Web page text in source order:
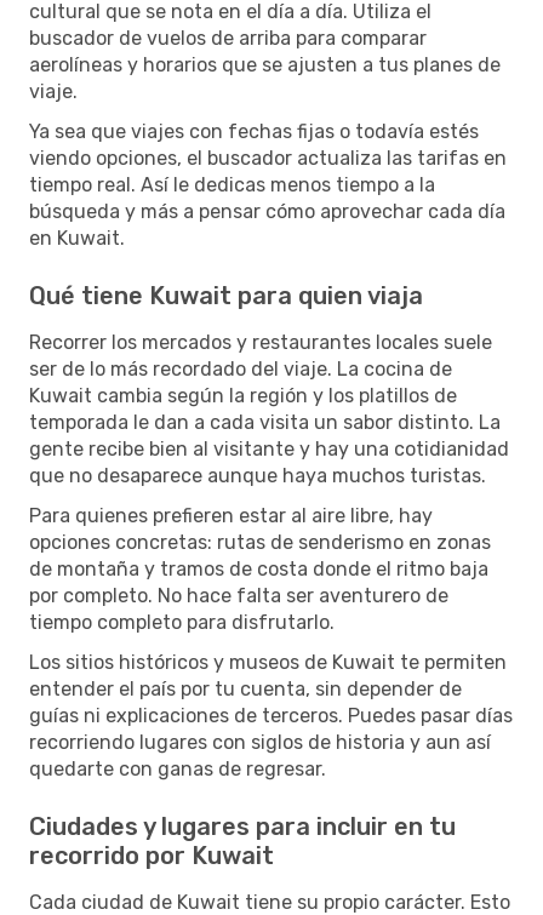
cultural que se nota en el día a día. Utiliza el
buscador de vuelos de arriba para comparar
aerolíneas y horarios que se ajusten a tus planes de
viaje.
Ya sea que viajes con fechas fijas o todavía estés
viendo opciones, el buscador actualiza las tarifas en
tiempo real. Así le dedicas menos tiempo a la
búsqueda y más a pensar cómo aprovechar cada día
en Kuwait.
Qué tiene Kuwait para quien viaja
Recorrer los mercados y restaurantes locales suele
ser de lo más recordado del viaje. La cocina de
Kuwait cambia según la región y los platillos de
temporada le dan a cada visita un sabor distinto. La
gente recibe bien al visitante y hay una cotidianidad
que no desaparece aunque haya muchos turistas.
Para quienes prefieren estar al aire libre, hay
opciones concretas: rutas de senderismo en zonas
de montaña y tramos de costa donde el ritmo baja
por completo. No hace falta ser aventurero de
tiempo completo para disfrutarlo.
Los sitios históricos y museos de Kuwait te permiten
entender el país por tu cuenta, sin depender de
guías ni explicaciones de terceros. Puedes pasar días
recorriendo lugares con siglos de historia y aun así
quedarte con ganas de regresar.
Ciudades y lugares para incluir en tu
recorrido por Kuwait
Cada ciudad de Kuwait tiene su propio carácter. Esto